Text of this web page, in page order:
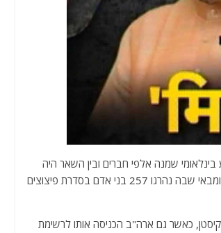
70. הוא עמד בראש קרטל פשע בינלאומי שמנה אלפי חברים ובין השאר היה
מעורב בסחר בסמים ובהברחת זהב. בשנת 1993, הוא עמד מאחורי מתקפת טרור במומבאי שבה נהרגו 257 בני אדם בסדרת פיצוצים
פרס של 25 מיליון דולר, מסתתר בפקיסטן, כאשר גם ארה"ב הכניסה אותו לרשימת